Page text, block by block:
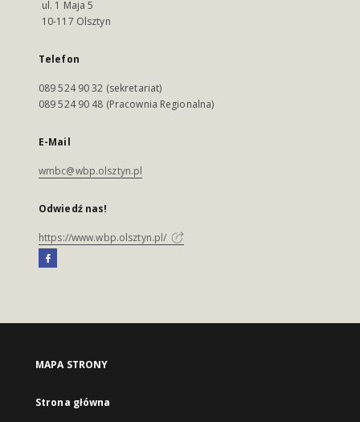
ul. 1 Maja 5
10-117 Olsztyn
Telefon
089 524 90 32 (sekretariat)
089 524 90 48 (Pracownia Regionalna)
E-Mail
wmbc@wbp.olsztyn.pl
Odwiedź nas!
https://www.wbp.olsztyn.pl/
MAPA STRONY
Strona główna